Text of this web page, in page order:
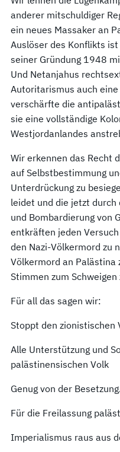
anderer mitschuldiger
ein neues Massaker an
Auslöser des Konflikts
seiner Gründung 1948
Und Netanjahus
Autoritarismus auch
verschärfte die
sie eine vollständige
Westjordanlandes
Wir erkennen das Recht
auf Selbstbestimmung
Unterdrückung zu
leidet und die jetzt durch
und Bombardierung von
entkräften jeden
den Nazi-Völkermord zu
Völkermord an Palästina
Stimmen zum Schweigen
Für all das sagen wir:
Stoppt den zionistischen
Alle Unterstützung und
palästinensischen Volk
Genug von der
Für die Freilassung
Imperialismus raus aus